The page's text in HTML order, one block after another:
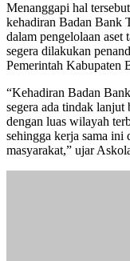
Menanggapi hal
kehadiran Badan Bank
dalam pengelolaan aset
segera dilakukan
Pemerintah Kabupaten
“Kehadiran Badan
segera ada tindak
dengan luas wilayah
sehingga kerja sama ini
masyarakat,” ujar